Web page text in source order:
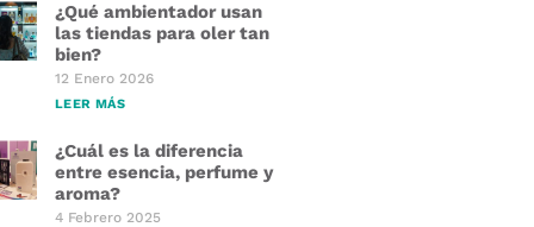
¿Qué ambientador usan
las tiendas para oler tan
bien?
12 Enero 2026
LEER MÁS
¿Cuál es la diferencia
entre esencia, perfume y
aroma?
4 Febrero 2025